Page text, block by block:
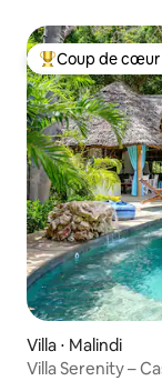
Coups de cœur
Coup de cœur
Villa ⋅ Malindi
Villa Serenity –